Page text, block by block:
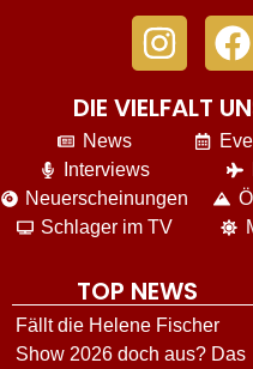
DIE VIELFALT
News
Interviews
Neuerscheinungen
Schlager im TV
TOP NEWS
Fällt die Helene Fischer
Show 2026 doch aus? Das